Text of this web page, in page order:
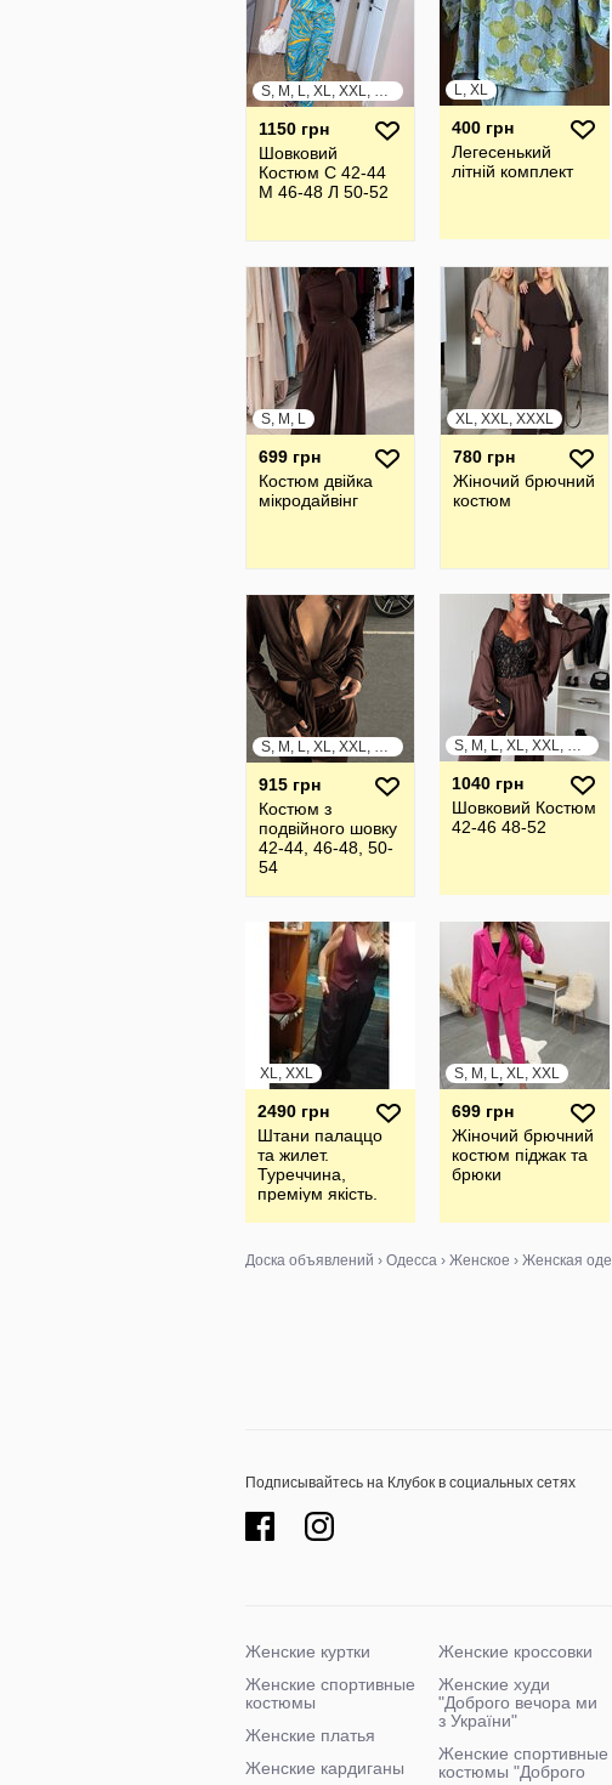
S, M, L, XL, XXL, XXXL
1150 грн
Шовковий
Костюм С 42-44
М 46-48 Л 50-52
L, XL
400 грн
Легесенький
літній комплект
S, M, L
699 грн
Костюм двійка
мікродайвінг
XL, XXL, XXXL
780 грн
Жiночий брючний
костюм
S, M, L, XL, XXL, XXXL
915 грн
Костюм з
подвійного шовку
42-44, 46-48, 50-
54
S, M, L, XL, XXL, XXXL
1040 грн
Шовковий Костюм
42-46 48-52
XL, XXL
2490 грн
Штани палаццо
та жилет.
Туреччина,
преміум якість.
S, M, L, XL, XXL
699 грн
Жіночий брючний
костюм піджак та
брюки
Доска объявлений › Одесса › Женское › Женская
Подписывайтесь на Клубок в социальных сетях
Женские куртки
Женские спортивные
костюмы
Женские платья
Женские кардиганы
Женские кроссовки
Женские худи
"Доброго вечора ми
з України"
Женские спортивные
костюмы "Доброго